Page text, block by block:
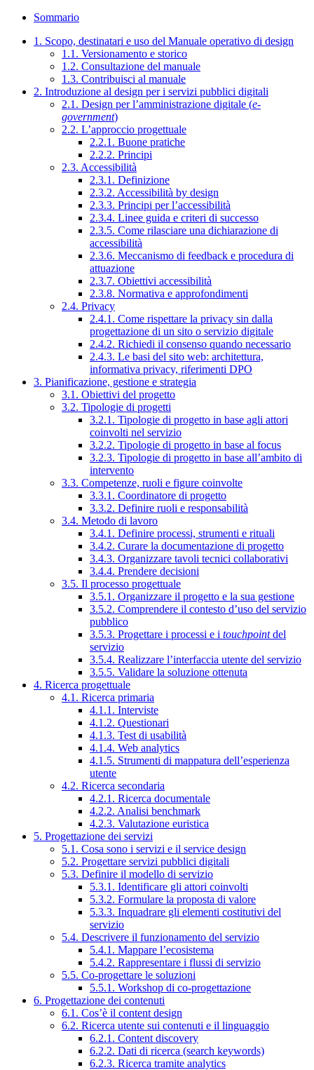
Sommario
1. Scopo, destinatari e uso del Manuale operativo di design
1.1. Versionamento e storico
1.2. Consultazione del manuale
1.3. Contribuisci al manuale
2. Introduzione al design per i servizi pubblici digitali
2.1. Design per l’amministrazione digitale (e-
government)
2.2. L’approccio progettuale
2.2.1. Buone pratiche
2.2.2. Principi
2.3. Accessibilità
2.3.1. Definizione
2.3.2. Accessibilità by design
2.3.3. Principi per l’accessibilità
2.3.4. Linee guida e criteri di successo
2.3.5. Come rilasciare una dichiarazione di
accessibilità
2.3.6. Meccanismo di feedback e procedura di
attuazione
2.3.7. Obiettivi accessibilità
2.3.8. Normativa e approfondimenti
2.4. Privacy
2.4.1. Come rispettare la privacy sin dalla
progettazione di un sito o servizio digitale
2.4.2. Richiedi il consenso quando necessario
2.4.3. Le basi del sito web: architettura,
informativa privacy, riferimenti DPO
3. Pianificazione, gestione e strategia
3.1. Obiettivi del progetto
3.2. Tipologie di progetti
3.2.1. Tipologie di progetto in base agli attori
coinvolti nel servizio
3.2.2. Tipologie di progetto in base al focus
3.2.3. Tipologie di progetto in base all’ambito di
intervento
3.3. Competenze, ruoli e figure coinvolte
3.3.1. Coordinatore di progetto
3.3.2. Definire ruoli e responsabilità
3.4. Metodo di lavoro
3.4.1. Definire processi, strumenti e rituali
3.4.2. Curare la documentazione di progetto
3.4.3. Organizzare tavoli tecnici collaborativi
3.4.4. Prendere decisioni
3.5. Il processo progettuale
3.5.1. Organizzare il progetto e la sua gestione
3.5.2. Comprendere il contesto d’uso del servizio
pubblico
3.5.3. Progettare i processi e i touchpointdel
servizio
3.5.4. Realizzare l’interfaccia utente del servizio
3.5.5. Validare la soluzione ottenuta
4. Ricerca progettuale
4.1. Ricerca primaria
4.1.1. Interviste
4.1.2. Questionari
4.1.3. Test di usabilità
4.1.4. Web analytics
4.1.5. Strumenti di mappatura dell’esperienza
utente
4.2. Ricerca secondaria
4.2.1. Ricerca documentale
4.2.2. Analisi benchmark
4.2.3. Valutazione euristica
5. Progettazione dei servizi
5.1. Cosa sono i servizi e il service design
5.2. Progettare servizi pubblici digitali
5.3. Definire il modello di servizio
5.3.1. Identificare gli attori coinvolti
5.3.2. Formulare la proposta di valore
5.3.3. Inquadrare gli elementi costitutivi del
servizio
5.4. Descrivere il funzionamento del servizio
5.4.1. Mappare l’ecosistema
5.4.2. Rappresentare i flussi di servizio
5.5. Co-progettare le soluzioni
5.5.1. Workshop di co-progettazione
6. Progettazione dei contenuti
6.1. Cos’è il content design
6.2. Ricerca utente sui contenuti e il linguaggio
6.2.1. Content discovery
6.2.2. Dati di ricerca (search keywords)
6.2.3. Ricerca tramite analytics